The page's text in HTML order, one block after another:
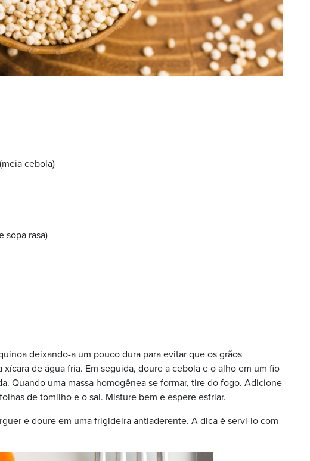
cebola)
sopa rasa)
deixando-a um pouco dura para evitar que os grãos
de água fria. Em seguida, doure a cebola e o alho em um fio
Quando uma massa homogênea se formar, tire do fogo. Adicione
de tomilho e o sal. Misture bem e espere esfriar.
e doure em uma frigideira antiaderente. A dica é servi-lo com